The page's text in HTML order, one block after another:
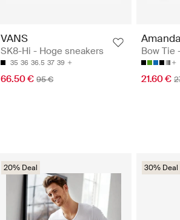
VANS
SK8-Hi - Hoge sneakers
35 36 36.5 37 39
66.50 € 95 €
Bow Tie
21.60 €
20% Deal 30% Deal